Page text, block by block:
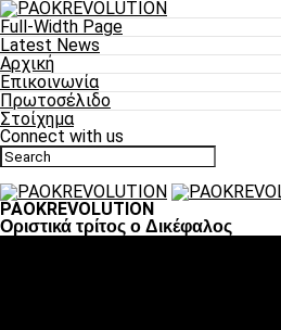
Full-Width Page
Latest News
Αρχική
Επικοινωνία
Πρωτοσέλιδο
Στοίχημα
Connect with us
PAOKREVOLUTION
Οριστικά τρίτος o Δικέφαλος